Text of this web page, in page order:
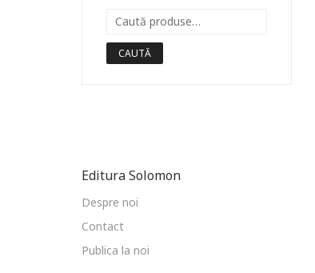
CAUTĂ
Editura Solomon
Despre noi
Contact
Publica la noi